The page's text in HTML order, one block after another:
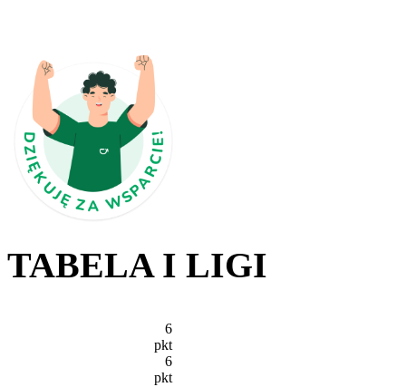
TABELA I LIGI
6
pkt
6
pkt